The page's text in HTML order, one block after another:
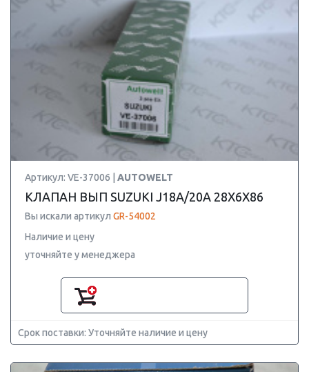
Артикул: VE-37006 | AUTOWELT
КЛАПАН ВЫП SUZUKI J18A/20A 28X6X86
Вы искали артикул GR-54002
Наличие и цену
уточняйте у менеджера
Срок поставки: Уточняйте наличие и цену